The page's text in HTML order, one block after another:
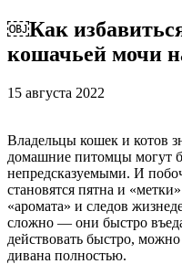
￼Как
кошачьей мочи
15 августа 2022
Владельцы кошек и котов
домашние питомцы могут
непредсказуемыми. И
становятся пятна и
«аромата» и следов
сложно — они быстро
действовать быстро,
дивана полностью.